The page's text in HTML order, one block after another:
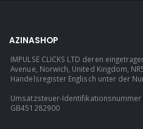
AZINASHOP
IMPULSE CLICKS LTD deren
Avenue, Norwich, United Kingdom,
Handelsregister Englisch unter der
Umsatzsteuer-
GB451282900